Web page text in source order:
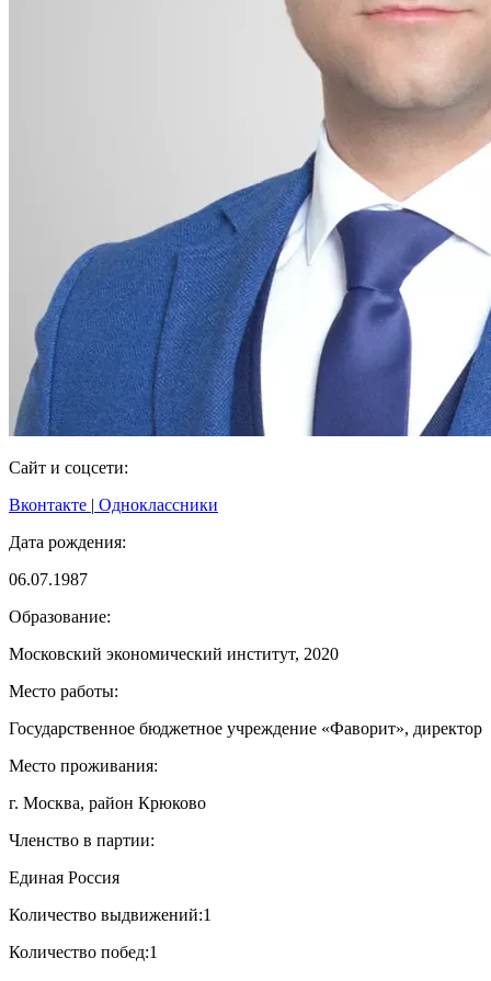
Сайт и соцсети:
Вконтакте | Одноклассники
Дата рождения:
06.07.1987
Образование:
Московский экономический институт, 2020
Место работы:
Государственное бюджетное учреждение «Фаворит», директор
Место проживания:
г. Москва, район Крюково
Членство в партии:
Единая Россия
Количество выдвижений:1
Количество побед:1